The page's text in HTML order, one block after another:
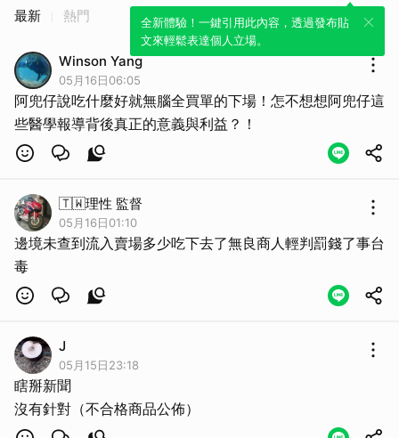
全新體驗！一鍵引用此內容，透過發布貼
文來輕鬆表達個人立場。
最新 熱門
Winson Yang
05月16日06:05
阿兜仔說吃什麼好就無腦全買單的下場！怎不想想阿兜仔這
些醫學報導背後真正的意義與利益？！
🇹🇼理性 監督
05月16日01:10
邊境未查到流入賣場多少吃下去了無良商人輕判罰錢了事台
毒
J
05月15日23:18
瞎掰新聞
沒有針對（不合格商品公佈）